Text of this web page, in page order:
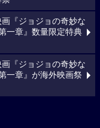
『ジョジョの奇妙な
一章』数量限定特典
画『ジョジョの奇妙な
一章』が海外映画祭